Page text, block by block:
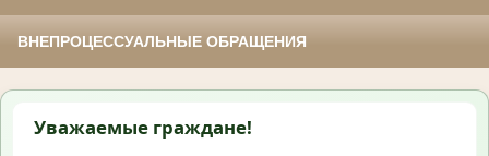
ВНЕПРОЦЕССУАЛЬНЫЕ ОБРАЩЕНИЯ
Уважаемые граждане!